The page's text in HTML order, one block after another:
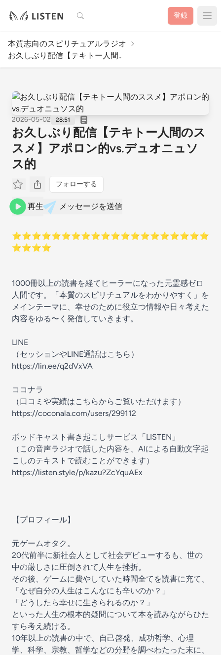
検索 登録
本質志向のスピリチュアルラジオ
お久しぶり配信【テキトー人間..
2026-05-02 28:51
お久しぶり配信【テキトー人間のス
スメ】アポロン的vs.デュオニュソ
ス的
フォローする
再生 メッセージを送信
⭐︎⭐︎⭐︎⭐︎⭐︎⭐︎⭐︎⭐︎⭐︎⭐︎⭐︎⭐︎⭐︎⭐︎⭐︎⭐︎⭐︎⭐︎⭐︎⭐︎
⭐︎⭐︎⭐︎⭐︎
1000冊以上の読書を経てヒーラーになった元霊感ゼロ
人間です。「本質のスピリチュアルをわかりやすく」を
メインテーマに、幸せのために役立つ情報や日々考えた
内容をゆる〜く発信していきます。
LINE
（セッションやLINE通話はこちら）
https://lin.ee/q2dVxVA
ココナラ
（口コミや実績はこちらからご覧いただけます）
https://coconala.com/users/299112
ポッドキャスト書き起こしサービス「LISTEN」
（この音声ラジオで話した内容を、AIによる自動文字起
こしのテキストで読むことができます）
https://listen.style/p/kazu?ZcYquAEx
【プロフィール】
元ゲームオタク。
20代前半に新社会人として社会デビューするも、世の
中の厳しさに圧倒されて人生を挫折。
その後、ゲームに費やしていた時間全てを読書に充て、
「なぜ自分の人生はこんなにも辛いのか？」
「どうしたら幸せに生きられるのか？」
といった人生の根本的疑問について本を読みながらひた
すら考え続ける。
10年以上の読書の中で、自己啓発、成功哲学、心理
学、科学、宗教、哲学などの分野を調べわたった末に、